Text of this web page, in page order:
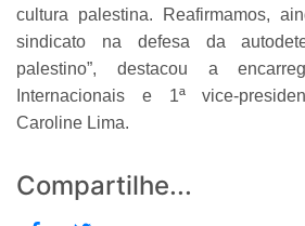
cultura palestina. Reafirmamos,
sindicato na defesa da
palestino”, destacou a
Internacionais e 1ª vice-
Caroline Lima.
Compartilhe...